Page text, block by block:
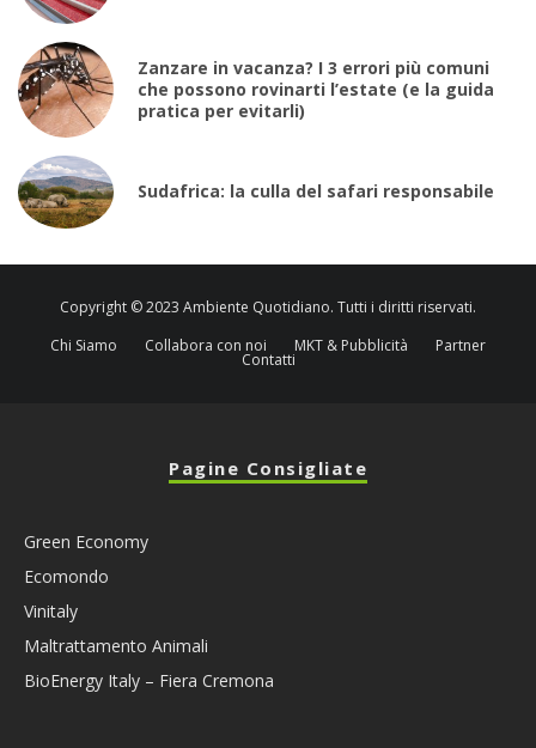
Zanzare in vacanza? I 3 errori più comuni
che possono rovinarti l’estate (e la guida
pratica per evitarli)
Sudafrica: la culla del safari responsabile
Copyright © 2023 Ambiente Quotidiano. Tutti i diritti riservati.
Chi Siamo
Collabora con noi MKT & Pubblicità Partner
Contatti
Pagine Consigliate
Green Economy
Ecomondo
Vinitaly
Maltrattamento Animali
BioEnergy Italy – Fiera Cremona